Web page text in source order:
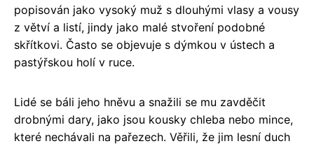
popisován jako vysoký muž s dlouhými vlasy a vousy
z větví a listí, jindy jako malé stvoření podobné
skřítkovi. Často se objevuje s dýmkou v ústech a
pastýřskou holí v ruce.
Lidé se báli jeho hněvu a snažili se mu zavděčit
drobnými dary, jako jsou kousky chleba nebo mince,
které nechávali na pařezech. Věřili, že jim lesní duch